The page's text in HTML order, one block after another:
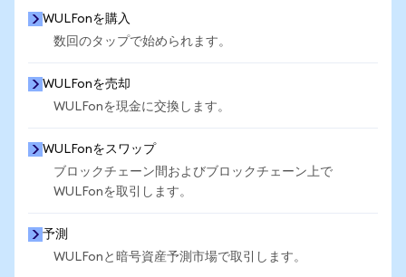
WULFonを購入
数回のタップで始められます。
WULFonを売却
WULFonを現金に交換します。
WULFonをスワップ
ブロックチェーン間およびブロックチェーン上で
WULFonを取引します。
予測
WULFonと暗号資産予測市場で取引します。